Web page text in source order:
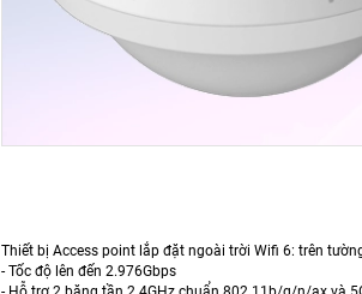
Thiết bị Access point lắp đặt ngoài trời Wifi 6: trên
- Tốc độ lên đến 2.976Gbps